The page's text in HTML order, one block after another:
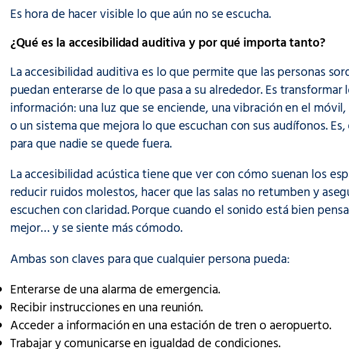
Es hora de hacer visible lo que aún no se escucha.
¿Qué es la accesibilidad auditiva y por qué importa tanto?
La accesibilidad auditiva es lo que permite que las personas
puedan enterarse de lo que pasa a su alrededor. Es
información: una luz que se enciende, una vibración en el
o un sistema que mejora lo que escuchan con sus audífonos.
para que nadie se quede fuera.
La accesibilidad acústica tiene que ver con cómo suenan los
reducir ruidos molestos, hacer que las salas no retumben y
escuchen con claridad. Porque cuando el sonido está bien
mejor… y se siente más cómodo.
Ambas son claves para que cualquier persona pueda:
Enterarse de una alarma de emergencia.
Recibir instrucciones en una reunión.
Acceder a información en una estación de tren o aeropuerto.
Trabajar y comunicarse en igualdad de condiciones.